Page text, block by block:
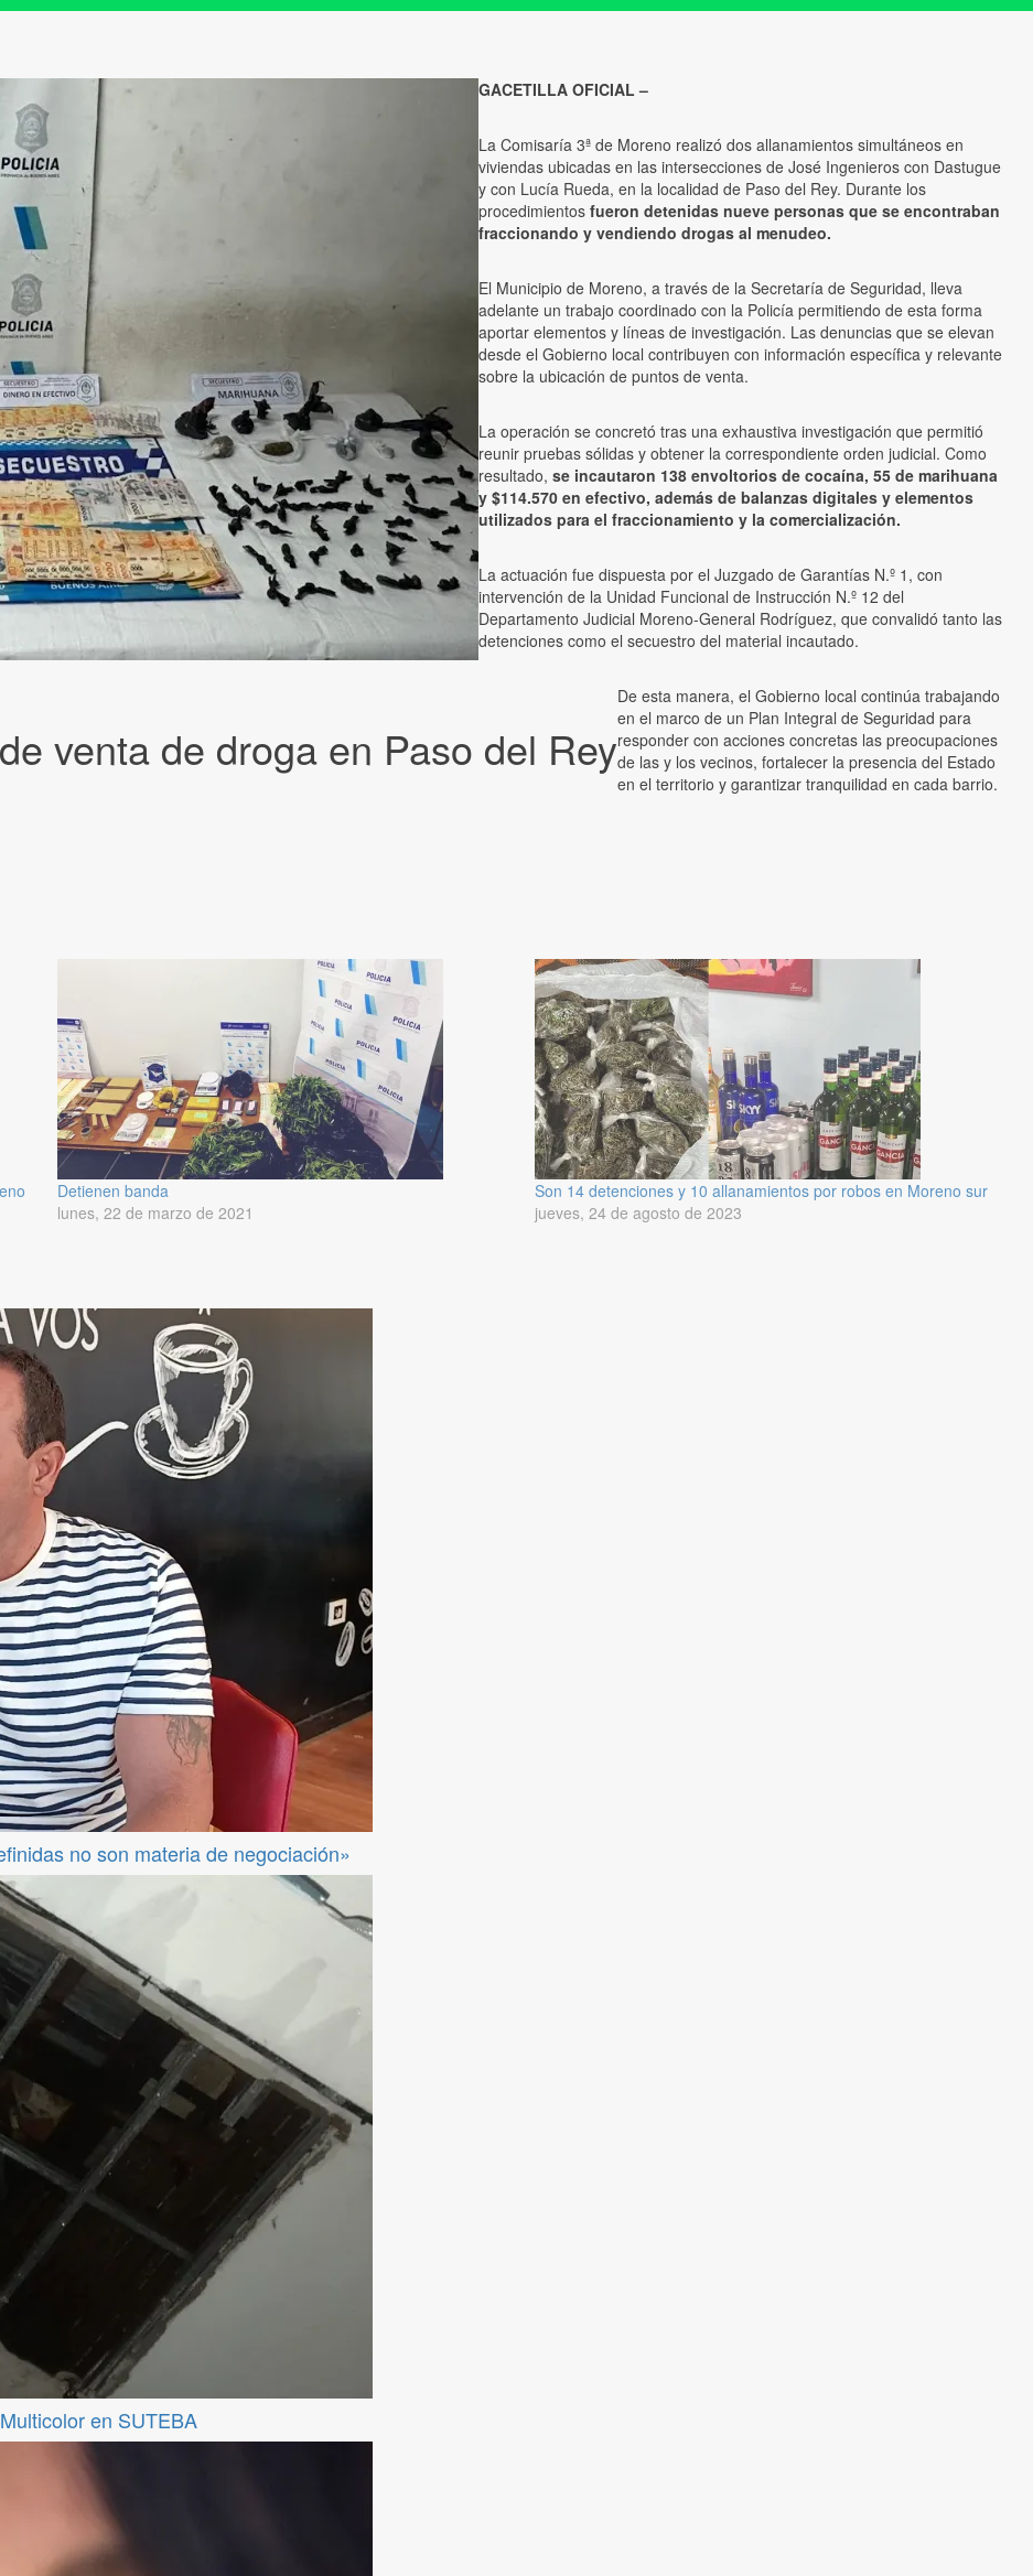
venta de droga en Paso del Rey
GACETILLA OFICIAL –
La Comisaría 3ª de Moreno realizó dos allanamientos simultáneos en
viviendas ubicadas en las intersecciones de José Ingenieros con Dastugue
y con Lucía Rueda, en la localidad de Paso del Rey. Durante los
procedimientos fueron detenidas nueve personas que se encontraban
fraccionando y vendiendo drogas al menudeo.
El Municipio de Moreno, a través de la Secretaría de Seguridad, lleva
adelante un trabajo coordinado con la Policía permitiendo de esta forma
aportar elementos y líneas de investigación. Las denuncias que se elevan
desde el Gobierno local contribuyen con información específica y relevante
sobre la ubicación de puntos de venta.
La operación se concretó tras una exhaustiva investigación que permitió
reunir pruebas sólidas y obtener la correspondiente orden judicial. Como
resultado, se incautaron 138 envoltorios de cocaína, 55 de marihuana
y $114.570 en efectivo, además de balanzas digitales y elementos
utilizados para el fraccionamiento y la comercialización.
La actuación fue dispuesta por el Juzgado de Garantías N.º 1, con
intervención de la Unidad Funcional de Instrucción N.º 12 del
Departamento Judicial Moreno-General Rodríguez, que convalidó tanto las
detenciones como el secuestro del material incautado.
De esta manera, el Gobierno local continúa trabajando
en el marco de un Plan Integral de Seguridad para
responder con acciones concretas las preocupaciones
de las y los vecinos, fortalecer la presencia del Estado
en el territorio y garantizar tranquilidad en cada barrio.
Detienen banda
lunes, 22 de marzo de 2021
Son 14 detenciones y 10 allanamientos por robos en Moreno sur
jueves, 24 de agosto de 2023
no son materia de negociación»
en SUTEBA